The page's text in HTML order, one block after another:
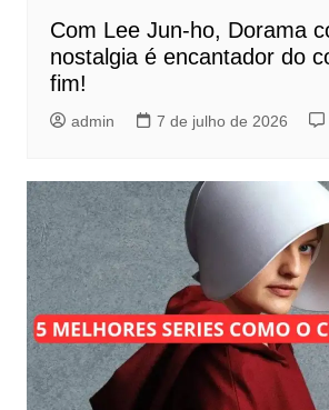
Com Lee Jun-ho, Dorama
nostalgia é encantador do
fim!
admin 7 de julho de 2026